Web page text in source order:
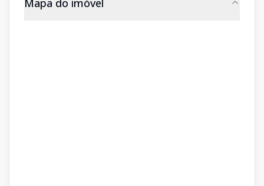
Mapa do imóvel